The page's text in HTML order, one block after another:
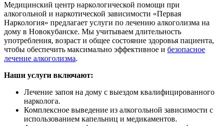
Медицинский центр наркологической помощи при
алкогольной и наркотической зависимости «Первая
Наркология» предлагает услуги по лечению алкоголизма на
дому в Новокубанске. Мы учитываем длительность
употребления, возраст и общее состояние здоровья пациента,
чтобы обеспечить максимально эффективное и безопасное
лечение алкоголизма.
Наши услуги включают:
Лечение запоя на дому с выездом квалифицированного
нарколога.
Комплексное выведение из алкогольной зависимости с
использованием капельниц и медикаментов.